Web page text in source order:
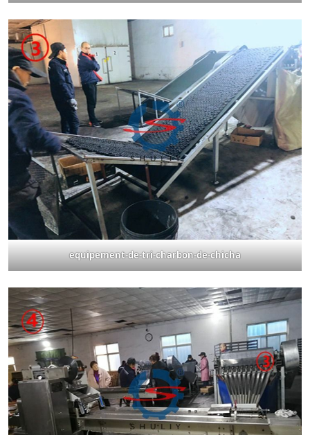
equipement-de-tri-charbon-de-chicha